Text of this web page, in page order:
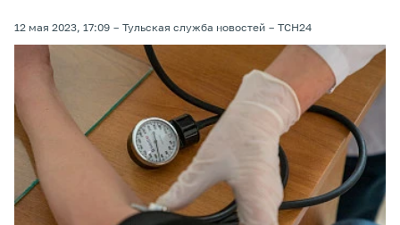
12 мая 2023, 17:09 Тульская служба новостей ТСН24